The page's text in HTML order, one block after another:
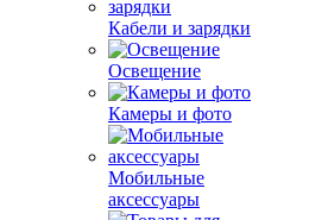
Кабели и зарядки
Освещение
Камеры и фото
Мобильные
аксессуары